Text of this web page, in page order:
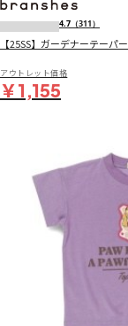
4.7 （311）
【25SS】ガーデナーテーパ
アウトレット価格
￥1,155